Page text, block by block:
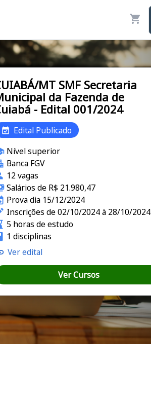
MT SMF Secretaria
da Fazenda de
- Edital 001/2024
Edital Publicado
Nível superior
Banca FGV
12 vagas
Salários de R$ 21.980,47
Prova dia 15/12/2024
Inscrições de 02/10/2024 à 28/10/2024
5 horas de estudo
1 disciplinas
Ver edital
Ver Cursos